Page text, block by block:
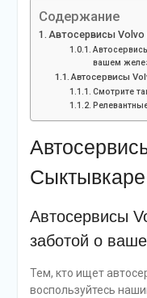
Содержание
Автосервисы
вашем
Автосервисы
Смотрите
Сыктывкаре
Автосервисы
заботой о
Тем, кто ищет
воспользуйтесь